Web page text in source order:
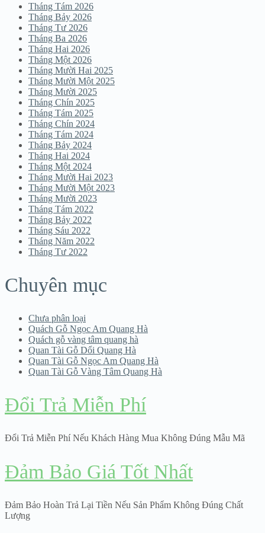
Tháng Tám 2026
Tháng Bảy 2026
Tháng Tư 2026
Tháng Ba 2026
Tháng Hai 2026
Tháng Một 2026
Tháng Mười Hai 2025
Tháng Mười Một 2025
Tháng Mười 2025
Tháng Chín 2025
Tháng Tám 2025
Tháng Chín 2024
Tháng Tám 2024
Tháng Bảy 2024
Tháng Hai 2024
Tháng Một 2024
Tháng Mười Hai 2023
Tháng Mười Một 2023
Tháng Mười 2023
Tháng Tám 2022
Tháng Bảy 2022
Tháng Sáu 2022
Tháng Năm 2022
Tháng Tư 2022
Chuyên mục
Chưa phân loại
Quách Gỗ Ngọc Am Quang Hà
Quách gỗ vàng tâm quang hà
Quan Tài Gỗ Dổi Quang Hà
Quan Tài Gỗ Ngọc Am Quang Hà
Quan Tài Gỗ Vàng Tâm Quang Hà
Đổi Trả Miễn Phí
Đổi Trả Miễn Phí Nếu Khách Hàng Mua Không Đúng Mẫu Mã
Đảm Bảo Giá Tốt Nhất
Đảm Bảo Hoàn Trả Lại Tiền Nếu Sản Phẩm Không Đúng Chất
Lượng